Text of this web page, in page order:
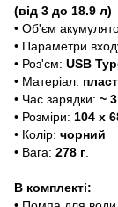
(від 3 до 18.9 л)
• Об'єм
• Параметри
• Роз'єм: USB
• Матеріал:
• Час зарядки: ~
• Розміри: 104 х
• Колір: чорний
• Вага: 278 г
В комплекті: